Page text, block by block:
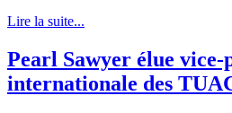
Lire la suite...
Pearl Sawyer élue vice-
internationale des